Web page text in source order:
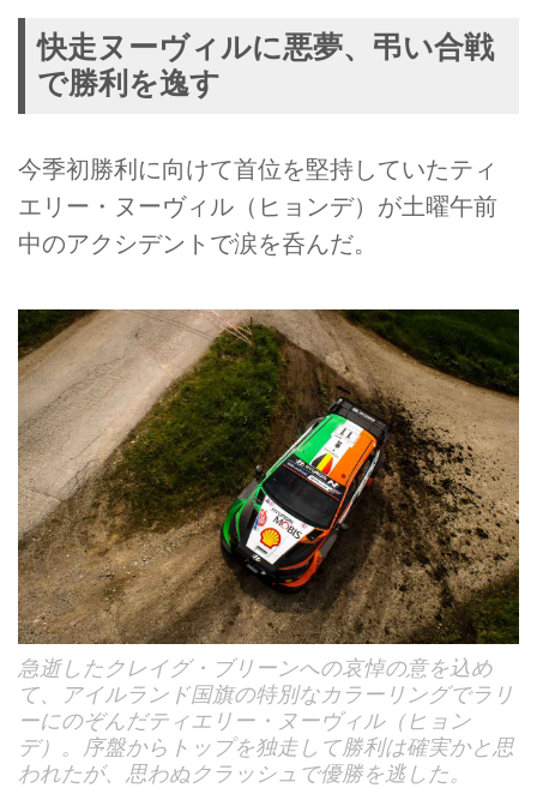
快走ヌーヴィルに悪夢、弔い合戦
で勝利を逸す
今季初勝利に向けて首位を堅持していたティ
エリー・ヌーヴィル（ヒョンデ）が土曜午前
中のアクシデントで涙を呑んだ。
急逝したクレイグ・ブリーンへの哀悼の意を込め
て、アイルランド国旗の特別なカラーリングでラリ
ーにのぞんだティエリー・ヌーヴィル（ヒョン
デ）。序盤からトップを独走して勝利は確実かと思
われたが、思わぬクラッシュで優勝を逃した。